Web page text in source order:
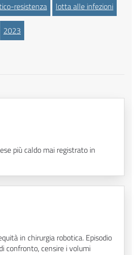
resistenza lotta alle infezioni
2023
più caldo mai registrato in
in chirurgia robotica. Episodio
confronto, censire i volumi